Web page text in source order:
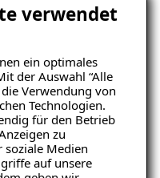
verwendet
ein optimales
der Auswahl “Alle
die Verwendung von
Technologien.
für den Betrieb
zu
Medien
auf unsere